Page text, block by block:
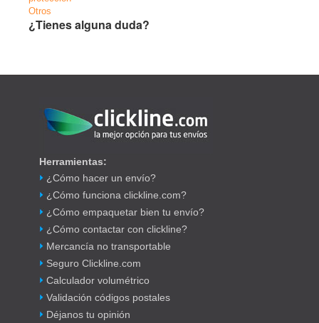
Otros
¿Tienes alguna duda?
Herramientas:
¿Cómo hacer un envío?
¿Cómo funciona clickline.com?
¿Cómo empaquetar bien tu envío?
¿Cómo contactar con clickline?
Mercancía no transportable
Seguro Clickline.com
Calculador volumétrico
Validación códigos postales
Déjanos tu opinión